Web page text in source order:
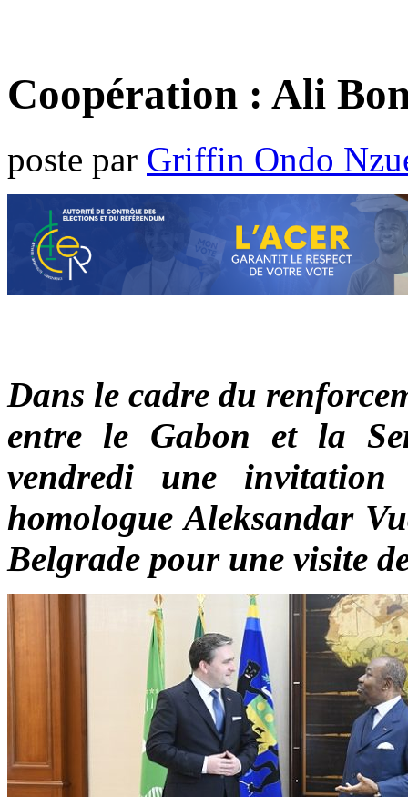
Coopération : Ali
poste par Griffin Ondo
Dans le cadre du
entre le Gabon et la
vendredi une
homologue Aleksandar
Belgrade pour une visite